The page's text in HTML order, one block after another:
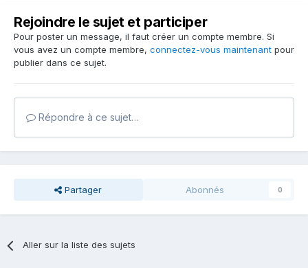
Rejoindre le sujet et participer
Pour poster un message, il faut créer un compte membre. Si
vous avez un compte membre, connectez-vous maintenant pour
publier dans ce sujet.
Répondre à ce sujet…
Partager Abonnés 0
Aller sur la liste des sujets